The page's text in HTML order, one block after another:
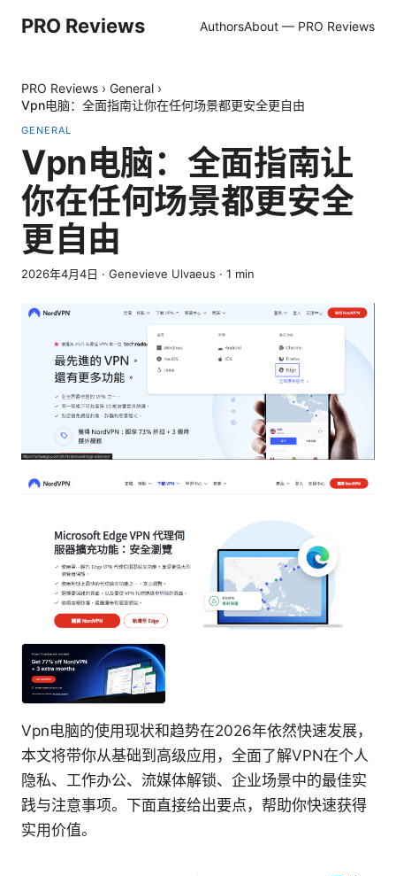
PRO Reviews AuthorsAbout — PRO Reviews
PRO Reviews › General ›
Vpn电脑：全面指南让你在任何场景都更安全更自由
GENERAL
Vpn电脑：全面指南让
你在任何场景都更安全
更自由
2026年4月4日 · Genevieve Ulvaeus · 1 min
Vpn电脑的使用现状和趋势在2026年依然快速发展，
本文将带你从基础到高级应用，全面了解VPN在个人
隐私、工作办公、流媒体解锁、企业场景中的最佳实
践与注意事项。下面直接给出要点，帮助你快速获得
实用价值。